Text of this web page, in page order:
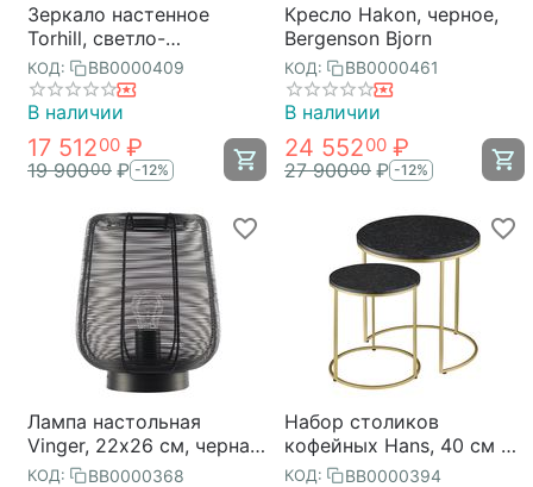
Зеркало настенное
Torhill, светло-
коричневое, Bergenson
Bjorn
КОД: BB0000409
В наличии
17 51200 ₽
19 90000 ₽ -12%
Кресло Hakon, черное,
Bergenson Bjorn
КОД: BB0000461
В наличии
24 55200 ₽
27 90000 ₽ -12%
Лампа настольная
Vinger, 22х26 см, черная,
Bergenson Bjorn
КОД: BB0000368
Набор столиков
кофейных Hans, 40 см и
50 см, Bergenson Bjorn
КОД: BB0000394